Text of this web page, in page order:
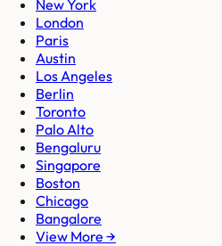
New York
London
Paris
Austin
Los Angeles
Berlin
Toronto
Palo Alto
Bengaluru
Singapore
Boston
Chicago
Bangalore
View More →